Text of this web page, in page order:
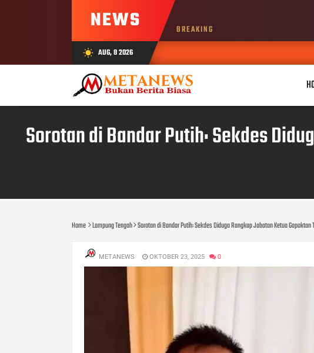
NEWS BREAKING
wb_sunny AUG, 8 2026
Sorotan di Bandar Putih: Sekdes
Home Lampung Tengah Sorotan di Bandar Putih: Sekdes Diduga Rangkap Jabatan Ketua Gapoktan
METANEWS OKTOBER 23, 2025 0